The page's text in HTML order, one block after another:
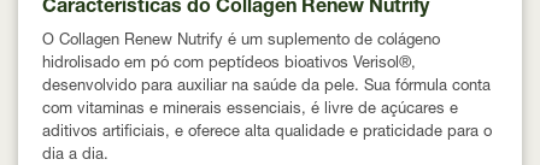
Características do Collagen Renew Nutrify
O Collagen Renew Nutrify é um suplemento de colágeno
hidrolisado em pó com peptídeos bioativos Verisol®,
desenvolvido para auxiliar na saúde da pele. Sua fórmula conta
com vitaminas e minerais essenciais, é livre de açúcares e
aditivos artificiais, e oferece alta qualidade e praticidade para o
dia a dia.